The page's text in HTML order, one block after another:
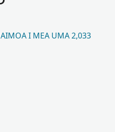
I MEA UMA 2,033